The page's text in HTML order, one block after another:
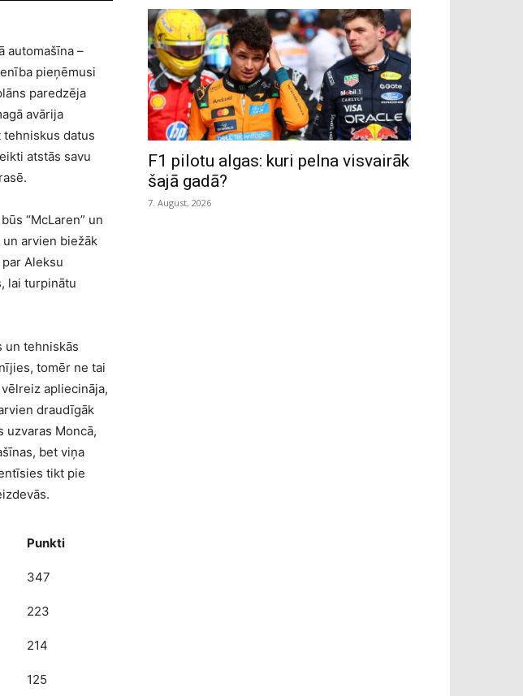
automašīna –
pieņēmusi
paredzēja
avārija
tehniskus datus
atstās savu
“McLaren” un
arvien biežāk
Aleksu
lai turpinātu
un tehniskās
tomēr ne tai
apliecināja,
draudīgāk
uzvaras Moncā,
bet viņa
tikt pie
Punkti
347
223
214
125
F1 pilotu algas: kuri pelna visvairāk
šajā gadā?
7. August, 2026